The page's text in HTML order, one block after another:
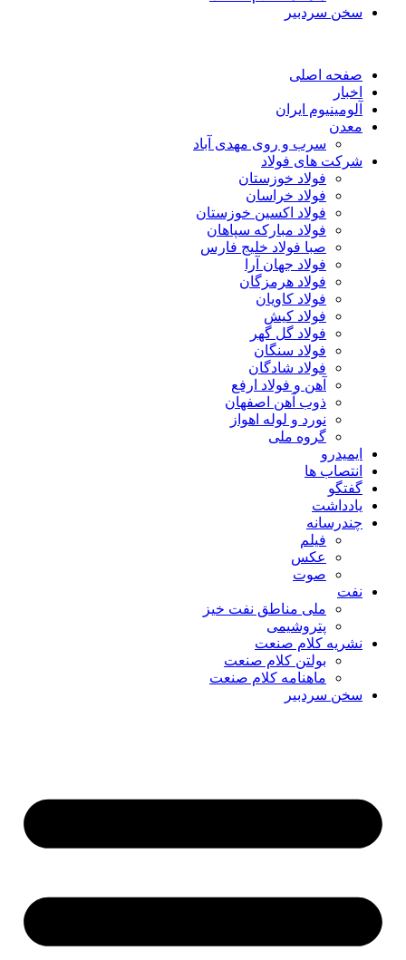
سخن سردبیر
صفحه اصلی
اخبار
آلومینیوم ایران
معدن
سرب و روی مهدی آباد
شرکت های فولاد
فولاد خوزستان
فولاد خراسان
فولاد اکسین خوزستان
فولاد مبارکه سپاهان
صبا فولاد خلیج فارس
فولاد جهان آرا
فولاد هرمزگان
فولاد کاویان
فولاد کیش
فولاد گل گهر
فولاد سنگان
فولاد شادگان
آهن و فولاد ارفع
ذوب آهن اصفهان
نورد و لوله اهواز
گروه ملی
ایمیدرو
انتصاب ها
گفتگو
یادداشت
چندرسانه
فیلم
عکس
صوت
نفت
ملی مناطق نفت خیز
پتروشیمی
نشریه کلام صنعت
بولتن کلام صنعت
ماهنامه کلام صنعت
سخن سردبیر